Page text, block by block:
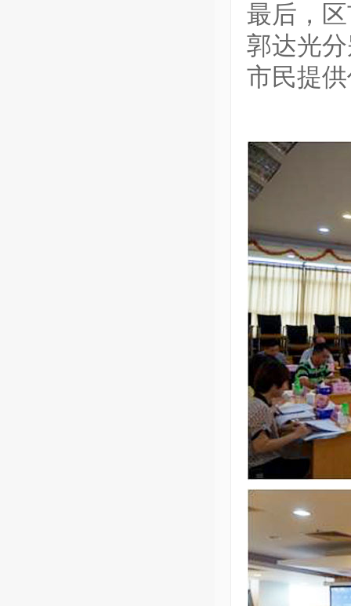
最后，
郭达光
市民提